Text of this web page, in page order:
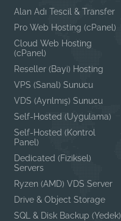
Alan Adı Tescil & Transfer
Pro Web Hosting (cPanel)
Cloud Web Hosting
(cPanel)
Reseller (Bayi) Hosting
VPS (Sanal) Sunucu
VDS (Ayrılmış) Sunucu
Self-Hosted (Uygulama)
Self-Hosted (Kontrol
Panel)
Dedicated (Fiziksel)
Servers
Ryzen (AMD) VDS Server
Drive & Object Storage
SQL & Disk Backup (Yedek)